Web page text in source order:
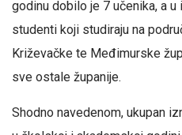
godinu dobilo je 7 učenika, a
studenti koji studiraju na
Križevačke te Međimurske
sve ostale županije.
Shodno navedenom, ukupan